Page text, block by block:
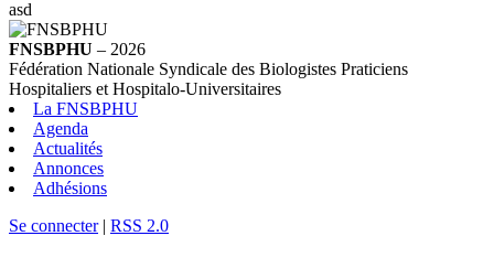
asd
FNSBPHU – 2026
Fédération Nationale Syndicale des Biologistes Praticiens
Hospitaliers et Hospitalo-Universitaires
La FNSBPHU
Agenda
Actualités
Annonces
Adhésions
Se connecter| RSS 2.0